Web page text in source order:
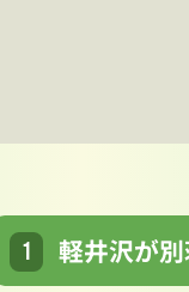
1 軽井沢が